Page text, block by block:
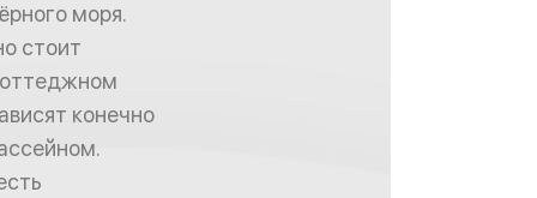
моря.
стоит
конечно